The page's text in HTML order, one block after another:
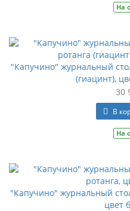
На
"Капучино" журнальный
(гиацинт),
30
В
На
"Капучино" журнальный
цвет